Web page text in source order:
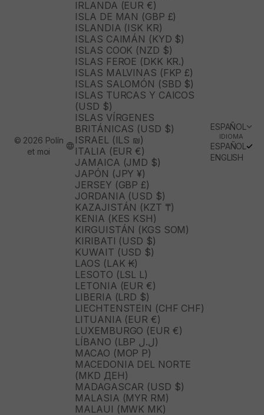
IRLANDA (EUR €)
ISLA DE MAN (GBP £)
ISLANDIA (ISK KR)
ISLAS CAIMÁN (KYD $)
ISLAS COOK (NZD $)
ISLAS FEROE (DKK KR.)
ISLAS MALVINAS (FKP £)
ISLAS SALOMÓN (SBD $)
ISLAS TURCAS Y CAICOS
(USD $)
ISLAS VÍRGENES
BRITÁNICAS (USD $)
ISRAEL (ILS ₪)
ITALIA (EUR €)
JAMAICA (JMD $)
JAPÓN (JPY ¥)
JERSEY (GBP £)
JORDANIA (USD $)
KAZAJISTÁN (KZT ₸)
KENIA (KES KSH)
KIRGUISTÁN (KGS SOM)
KIRIBATI (USD $)
KUWAIT (USD $)
LAOS (LAK ₭)
LESOTO (LSL L)
LETONIA (EUR €)
LIBERIA (LRD $)
LIECHTENSTEIN (CHF CHF)
LITUANIA (EUR €)
LUXEMBURGO (EUR €)
LÍBANO (LBP ل.ل)
MACAO (MOP P)
MACEDONIA DEL NORTE
(MKD ДЕН)
MADAGASCAR (USD $)
MALASIA (MYR RM)
MALAUI (MWK MK)
ESPAÑOL
IDIOMA
ESPAÑOL
ENGLISH
© 2026 Polín
et moi